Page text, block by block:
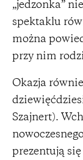
„jedzonka”
spektaklu
można
przy nim
Okazja
Szajnert).
prezentują